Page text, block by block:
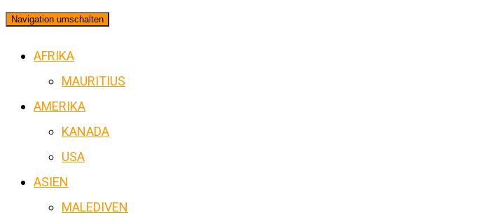
Navigation umschalten
AFRIKA
MAURITIUS
AMERIKA
KANADA
USA
ASIEN
MALEDIVEN